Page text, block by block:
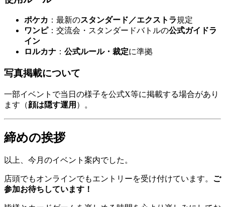
ポケカ ：最新のスタンダード／エクストラ規定
ワンピ：交流会・スタンダードバトルの公式ガイドラ
イン
ロルカナ ： 公式ルール・裁定に準拠
写真掲載について
一部イベントで当日の様子を公式X等に掲載する場合があり
ます（顔は隠す運用 ）。
締めの挨拶
以上、今月のイベント案内でした。
店頭でもオンラインでもエントリーを受け付けています。 ご
参加お待ちしています！